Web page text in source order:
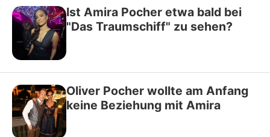
Ist Amira Pocher etwa bald bei
"Das Traumschiff" zu sehen?
Oliver Pocher wollte am Anfang
keine Beziehung mit Amira